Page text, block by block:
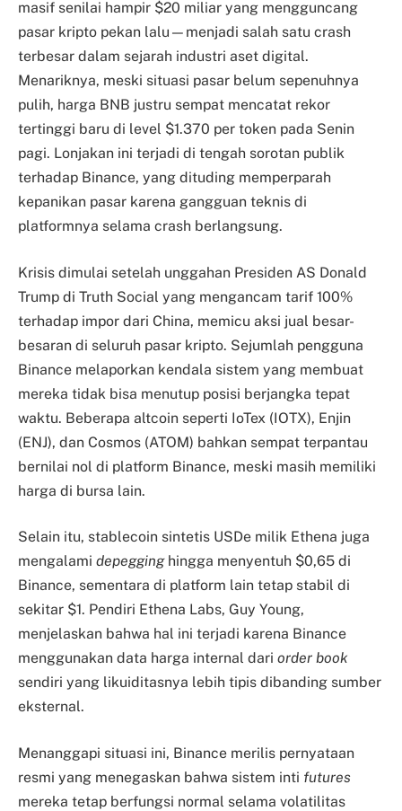
masif senilai hampir $20 miliar yang mengguncang
pasar kripto pekan lalu—menjadi salah satu crash
terbesar dalam sejarah industri aset digital.
Menariknya, meski situasi pasar belum sepenuhnya
pulih, harga BNB justru sempat mencatat rekor
tertinggi baru di level $1.370 per token pada Senin
pagi. Lonjakan ini terjadi di tengah sorotan publik
terhadap Binance, yang dituding memperparah
kepanikan pasar karena gangguan teknis di
platformnya selama crash berlangsung.
Krisis dimulai setelah unggahan Presiden AS Donald
Trump di Truth Social yang mengancam tarif 100%
terhadap impor dari China, memicu aksi jual besar-
besaran di seluruh pasar kripto. Sejumlah pengguna
Binance melaporkan kendala sistem yang membuat
mereka tidak bisa menutup posisi berjangka tepat
waktu. Beberapa altcoin seperti IoTex (IOTX), Enjin
(ENJ), dan Cosmos (ATOM) bahkan sempat terpantau
bernilai nol di platform Binance, meski masih memiliki
harga di bursa lain.
Selain itu, stablecoin sintetis USDe milik Ethena juga
mengalami depegginghingga menyentuh $0,65 di
Binance, sementara di platform lain tetap stabil di
sekitar $1. Pendiri Ethena Labs, Guy Young,
menjelaskan bahwa hal ini terjadi karena Binance
menggunakan data harga internal dari order book
sendiri yang likuiditasnya lebih tipis dibanding sumber
eksternal.
Menanggapi situasi ini, Binance merilis pernyataan
resmi yang menegaskan bahwa sistem inti futures
mereka tetap berfungsi normal selama volatilitas